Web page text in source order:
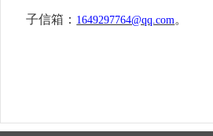
子信箱： 1649297764@qq.com